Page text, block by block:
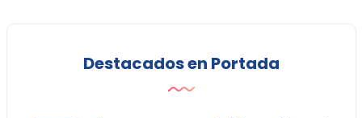
Destacados en Portada